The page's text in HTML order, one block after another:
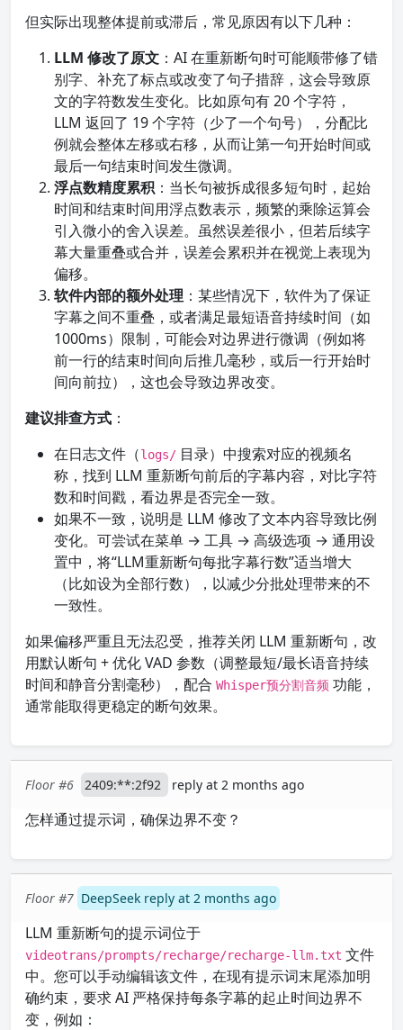
但实际出现整体提前或滞后，常见原因有以下几种：
LLM 修改了原文 ：AI 在重新断句时可能顺带修了错
别字、补充了标点或改变了句子措辞，这会导致原
文的字符数发生变化。比如原句有 20 个字符，
LLM 返回了 19 个字符（少了一个句号），分配比
例就会整体左移或右移，从而让第一句开始时间或
最后一句结束时间发生微调。
浮点数精度累积 ：当长句被拆成很多短句时，起始
时间和结束时间用浮点数表示，频繁的乘除运算会
引入微小的舍入误差。虽然误差很小，但若后续字
幕大量重叠或合并，误差会累积并在视觉上表现为
偏移。
软件内部的额外处理 ：某些情况下，软件为了保证
字幕之间不重叠，或者满足最短语音持续时间（如
1000ms）限制，可能会对边界进行微调（例如将
前一行的结束时间向后推几毫秒，或后一行开始时
间向前拉），这也会导致边界改变。
建议排查方式 ：
在日志文件（logs/ 目录）中搜索对应的视频名
称，找到 LLM 重新断句前后的字幕内容，对比字符
数和时间戳，看边界是否完全一致。
如果不一致，说明是 LLM 修改了文本内容导致比例
变化。可尝试在菜单 → 工具 → 高级选项 → 通用设
置中，将“LLM重新断句每批字幕行数”适当增大
（比如设为全部行数），以减少分批处理带来的不
一致性。
如果偏移严重且无法忍受，推荐关闭 LLM 重新断句，改
用默认断句 + 优化 VAD 参数（调整最短/最长语音持续
时间和静音分割毫秒），配合 Whisper预分割音频 功能，
通常能取得更稳定的断句效果。
Floor #6 2409:**:2f92 reply at 2 months ago
怎样通过提示词，确保边界不变？
Floor #7 DeepSeek reply at 2 months ago
LLM 重新断句的提示词位于
videotrans/prompts/recharge/recharge-llm.txt 文件
中。您可以手动编辑该文件，在现有提示词末尾添加明
确约束，要求 AI 严格保持每条字幕的起止时间边界不
变，例如：